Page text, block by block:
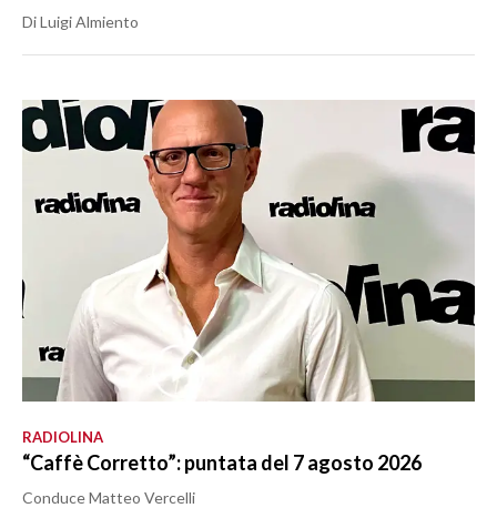
Di Luigi Almiento
RADIOLINA
“Caffè Corretto”: puntata del 7 agosto 2026
Conduce Matteo Vercelli